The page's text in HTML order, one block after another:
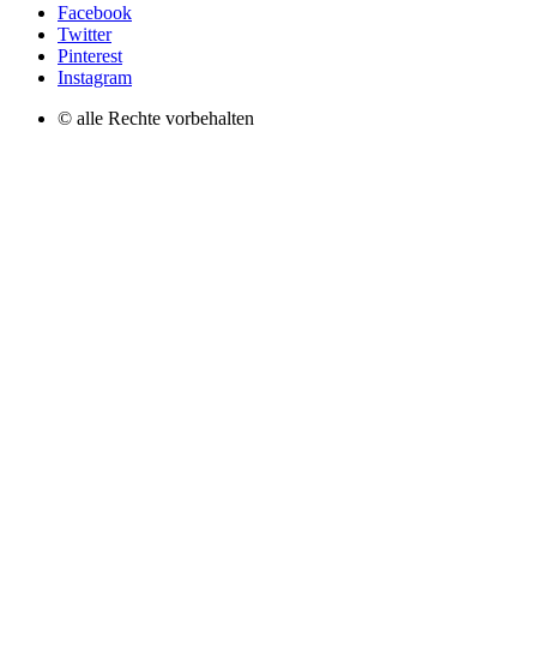
Facebook
Twitter
Pinterest
Instagram
© alle Rechte vorbehalten